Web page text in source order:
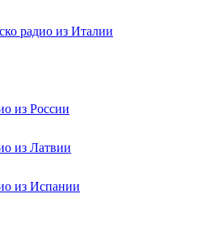
радио из Италии
из России
из Латвии
из Испании